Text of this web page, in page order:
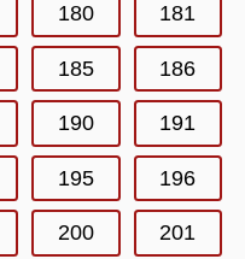
180 181
185 186
190 191
195 196
200 201